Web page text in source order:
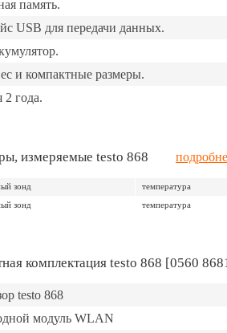
память.
USB для передачи данных.
и компактные размеры.
2 года.
измеряемые testo 868
зонд
температура
зонд
температура
комплектация testo 868 [0560
testo 868
модуль WLAN